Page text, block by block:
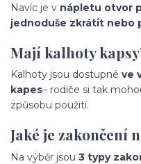
Navíc je v nápletu otvor
jednoduše zkrátit nebo
Mají kalhoty
Kalhoty jsou dostupné ve
kapes– rodiče si tak
způsobu použití.
Jaké je zakončení
Na výběr jsou 3 typy